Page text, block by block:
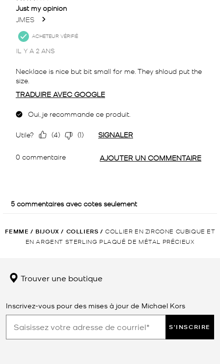
FEMME / BIJOUX / COLLIERS / COLLIER EN ZIRCONE CUBIQUE ET
EN ARGENT STERLING PLAQUÉ DE MÉTAL PRÉCIEUX
Trouver une boutique
Inscrivez-vous pour des mises à jour de Michael Kors
S'INSCRIRE